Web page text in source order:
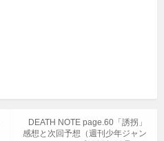
DEATH NOTE page.60「誘拐」
感想と次回予想（週刊少年ジャン